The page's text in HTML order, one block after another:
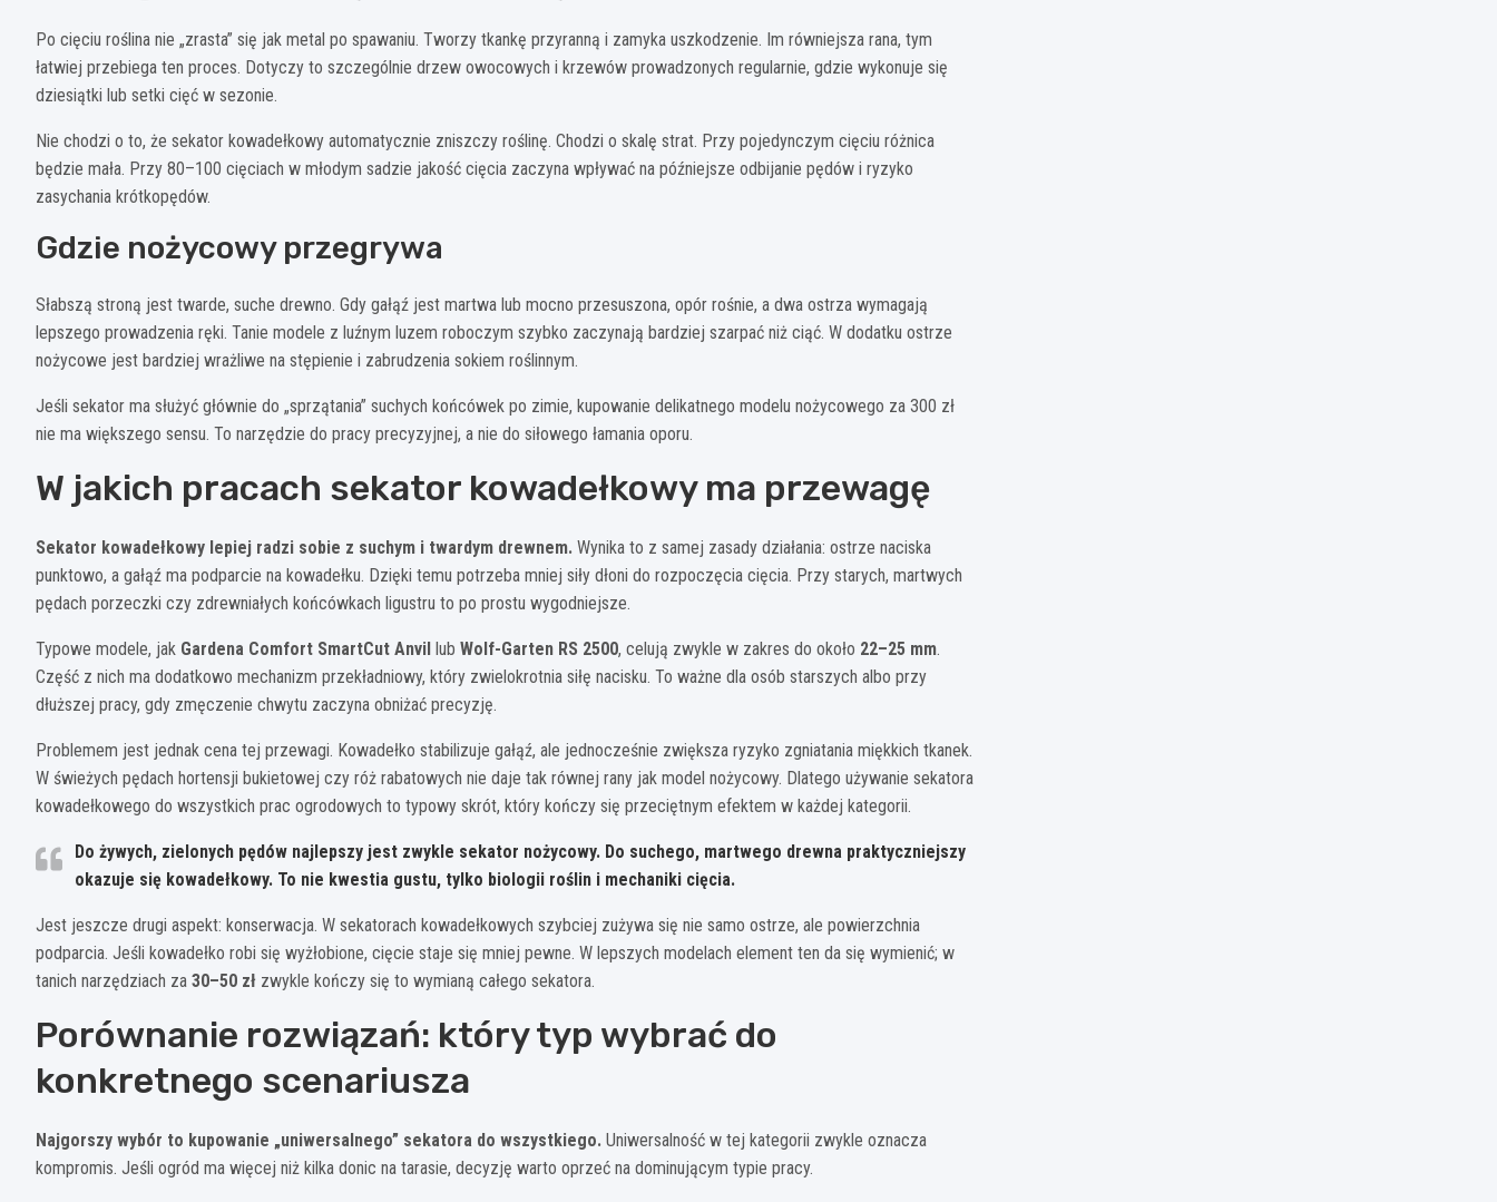
Po cięciu roślina nie „zrasta” się jak metal po spawaniu. Tworzy tkankę przyranną i zamyka uszkodzenie. Im równiejsza rana, tym
łatwiej przebiega ten proces. Dotyczy to szczególnie drzew owocowych i krzewów prowadzonych regularnie, gdzie wykonuje się
dziesiątki lub setki cięć w sezonie.
Nie chodzi o to, że sekator kowadełkowy automatycznie zniszczy roślinę. Chodzi o skalę strat. Przy pojedynczym cięciu różnica
będzie mała. Przy 80–100 cięciach w młodym sadzie jakość cięcia zaczyna wpływać na późniejsze odbijanie pędów i ryzyko
zasychania krótkopędów.
Gdzie nożycowy przegrywa
Słabszą stroną jest twarde, suche drewno. Gdy gałąź jest martwa lub mocno przesuszona, opór rośnie, a dwa ostrza wymagają
lepszego prowadzenia ręki. Tanie modele z luźnym luzem roboczym szybko zaczynają bardziej szarpać niż ciąć. W dodatku ostrze
nożycowe jest bardziej wrażliwe na stępienie i zabrudzenia sokiem roślinnym.
Jeśli sekator ma służyć głównie do „sprzątania” suchych końcówek po zimie, kupowanie delikatnego modelu nożycowego za 300 zł
nie ma większego sensu. To narzędzie do pracy precyzyjnej, a nie do siłowego łamania oporu.
W jakich pracach sekator kowadełkowy ma przewagę
Sekator kowadełkowy lepiej radzi sobie z suchym i twardym drewnem. Wynika to z samej zasady działania: ostrze naciska
punktowo, a gałąź ma podparcie na kowadełku. Dzięki temu potrzeba mniej siły dłoni do rozpoczęcia cięcia. Przy starych, martwych
pędach porzeczki czy zdrewniałych końcówkach ligustru to po prostu wygodniejsze.
Typowe modele, jak Gardena Comfort SmartCut Anvil lub Wolf-Garten RS 2500, celują zwykle w zakres do około 22–25 mm.
Część z nich ma dodatkowo mechanizm przekładniowy, który zwielokrotnia siłę nacisku. To ważne dla osób starszych albo przy
dłuższej pracy, gdy zmęczenie chwytu zaczyna obniżać precyzję.
Problemem jest jednak cena tej przewagi. Kowadełko stabilizuje gałąź, ale jednocześnie zwiększa ryzyko zgniatania miękkich tkanek.
W świeżych pędach hortensji bukietowej czy róż rabatowych nie daje tak równej rany jak model nożycowy. Dlatego używanie sekatora
kowadełkowego do wszystkich prac ogrodowych to typowy skrót, który kończy się przeciętnym efektem w każdej kategorii.
Do żywych, zielonych pędów najlepszy jest zwykle sekator nożycowy. Do suchego, martwego drewna praktyczniejszy
okazuje się kowadełkowy. To nie kwestia gustu, tylko biologii roślin i mechaniki cięcia.
Jest jeszcze drugi aspekt: konserwacja. W sekatorach kowadełkowych szybciej zużywa się nie samo ostrze, ale powierzchnia
podparcia. Jeśli kowadełko robi się wyżłobione, cięcie staje się mniej pewne. W lepszych modelach element ten da się wymienić; w
tanich narzędziach za 30–50 zł zwykle kończy się to wymianą całego sekatora.
Porównanie rozwiązań: który typ wybrać do
konkretnego scenariusza
Najgorszy wybór to kupowanie „uniwersalnego” sekatora do wszystkiego. Uniwersalność w tej kategorii zwykle oznacza
kompromis. Jeśli ogród ma więcej niż kilka donic na tarasie, decyzję warto oprzeć na dominującym typie pracy.